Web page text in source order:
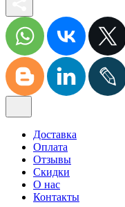
Доставка
Оплата
Отзывы
Скидки
О нас
Контакты